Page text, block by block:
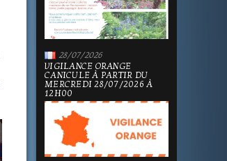
28/07/2026
VIGILANCE ORANGE
CANICULE À PARTIR DU
MERCREDI 28/07/2026 À
12H00